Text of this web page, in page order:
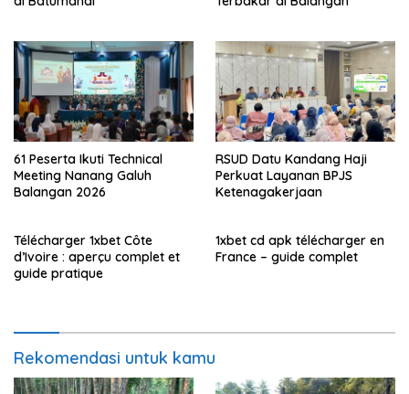
61 Peserta Ikuti Technical
Meeting Nanang Galuh
Balangan 2026
RSUD Datu Kandang Haji
Perkuat Layanan BPJS
Ketenagakerjaan
Télécharger 1xbet Côte
d’Ivoire : aperçu complet et
guide pratique
1xbet cd apk télécharger en
France – guide complet
Rekomendasi untuk kamu